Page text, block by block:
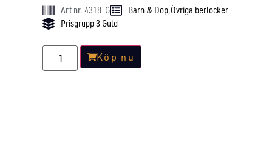
Art nr. 4318-G Barn & Dop,Övriga berlocker
Prisgrupp 3 Guld
Köp nu